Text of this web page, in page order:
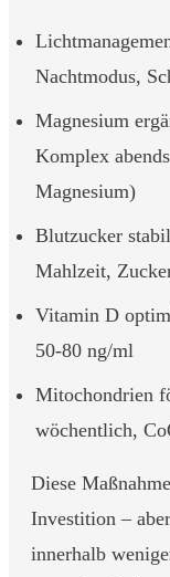
Nachtmodus,
Magnesium
Komplex
Magnesium)
Blutzucker
Mahlzeit,
Vitamin D
50-80 ng/ml
Mitochondrien
wöchentlich,
Diese
Investition –
innerhalb